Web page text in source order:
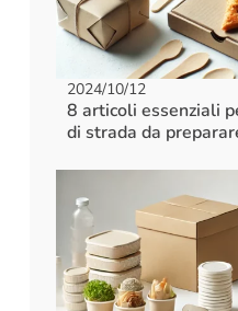
2024/10/12
8 articoli essenziali
di strada da